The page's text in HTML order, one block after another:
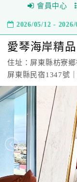
會員中心
2026/05/12 - 2026/
愛琴海岸精
住址：屏東縣枋寮
屏東縣民宿1347號